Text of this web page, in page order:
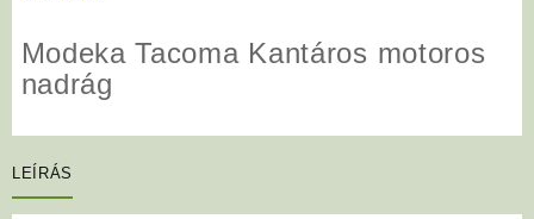
Modeka Tacoma Kantáros motoros
nadrág
LEÍRÁS